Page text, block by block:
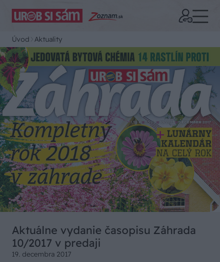
Úvod Aktuality
Aktuálne vydanie časopisu Záhrada
10/2017 v predaji
19. decembra 2017